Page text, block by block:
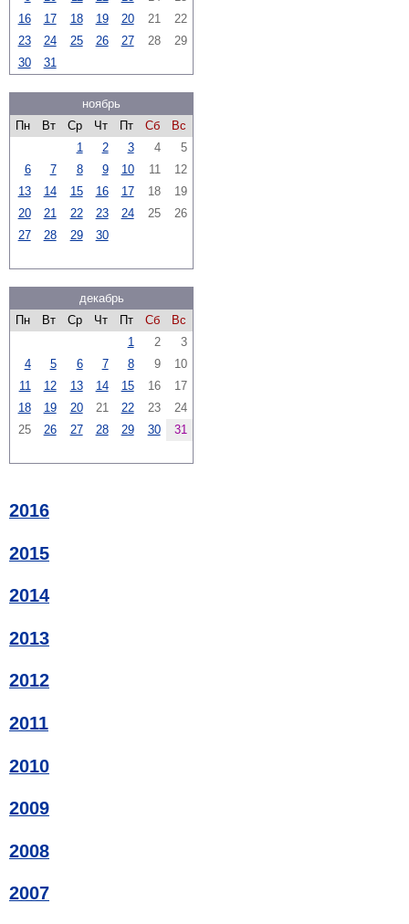
16
17 18 19 20 21
22
23
24 25 26 27 28
29
30
31
ноябрь
Пн
Вт Ср Чт Пт Сб
Вс
1
2 3 4
5
6
7 8 9 10 11
12
13
14 15 16 17 18
19
20
21 22 23 24 25
26
27
28 29 30
декабрь
Пн
Вт Ср Чт Пт Сб
Вс
1
2
3
4
5 6 7 8 9
10
11
12 13 14 15 16
17
18
19 20 21 22 23
24
25
26 27 28 29 30 31
2016
2015
2014
2013
2012
2011
2010
2009
2008
2007